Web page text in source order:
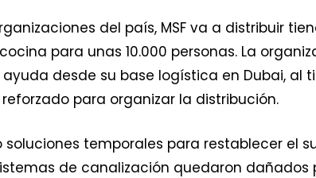
del país, MSF va a distribuir
para unas 10.000 personas. La
desde su base logística en Dubai, al
para organizar la distribución.
soluciones temporales para restablecer el
de canalización quedaron dañados